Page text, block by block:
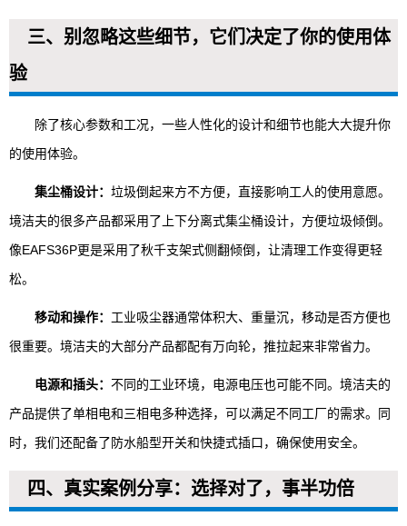
三、别忽略这些细节，它们决定了你的使用体
验
除了核心参数和工况，一些人性化的设计和细节也能大大提升你
的使用体验。
集尘桶设计： 垃圾倒起来方不方便，直接影响工人的使用意愿。
境洁夫的很多产品都采用了上下分离式集尘桶设计，方便垃圾倾倒。
像EAFS36P更是采用了秋千支架式侧翻倾倒，让清理工作变得更轻
松。
移动和操作： 工业吸尘器通常体积大、重量沉，移动是否方便也
很重要。境洁夫的大部分产品都配有万向轮，推拉起来非常省力。
电源和插头： 不同的工业环境，电源电压也可能不同。境洁夫的
产品提供了单相电和三相电多种选择，可以满足不同工厂的需求。同
时，我们还配备了防水船型开关和快捷式插口，确保使用安全。
四、真实案例分享：选择对了，事半功倍